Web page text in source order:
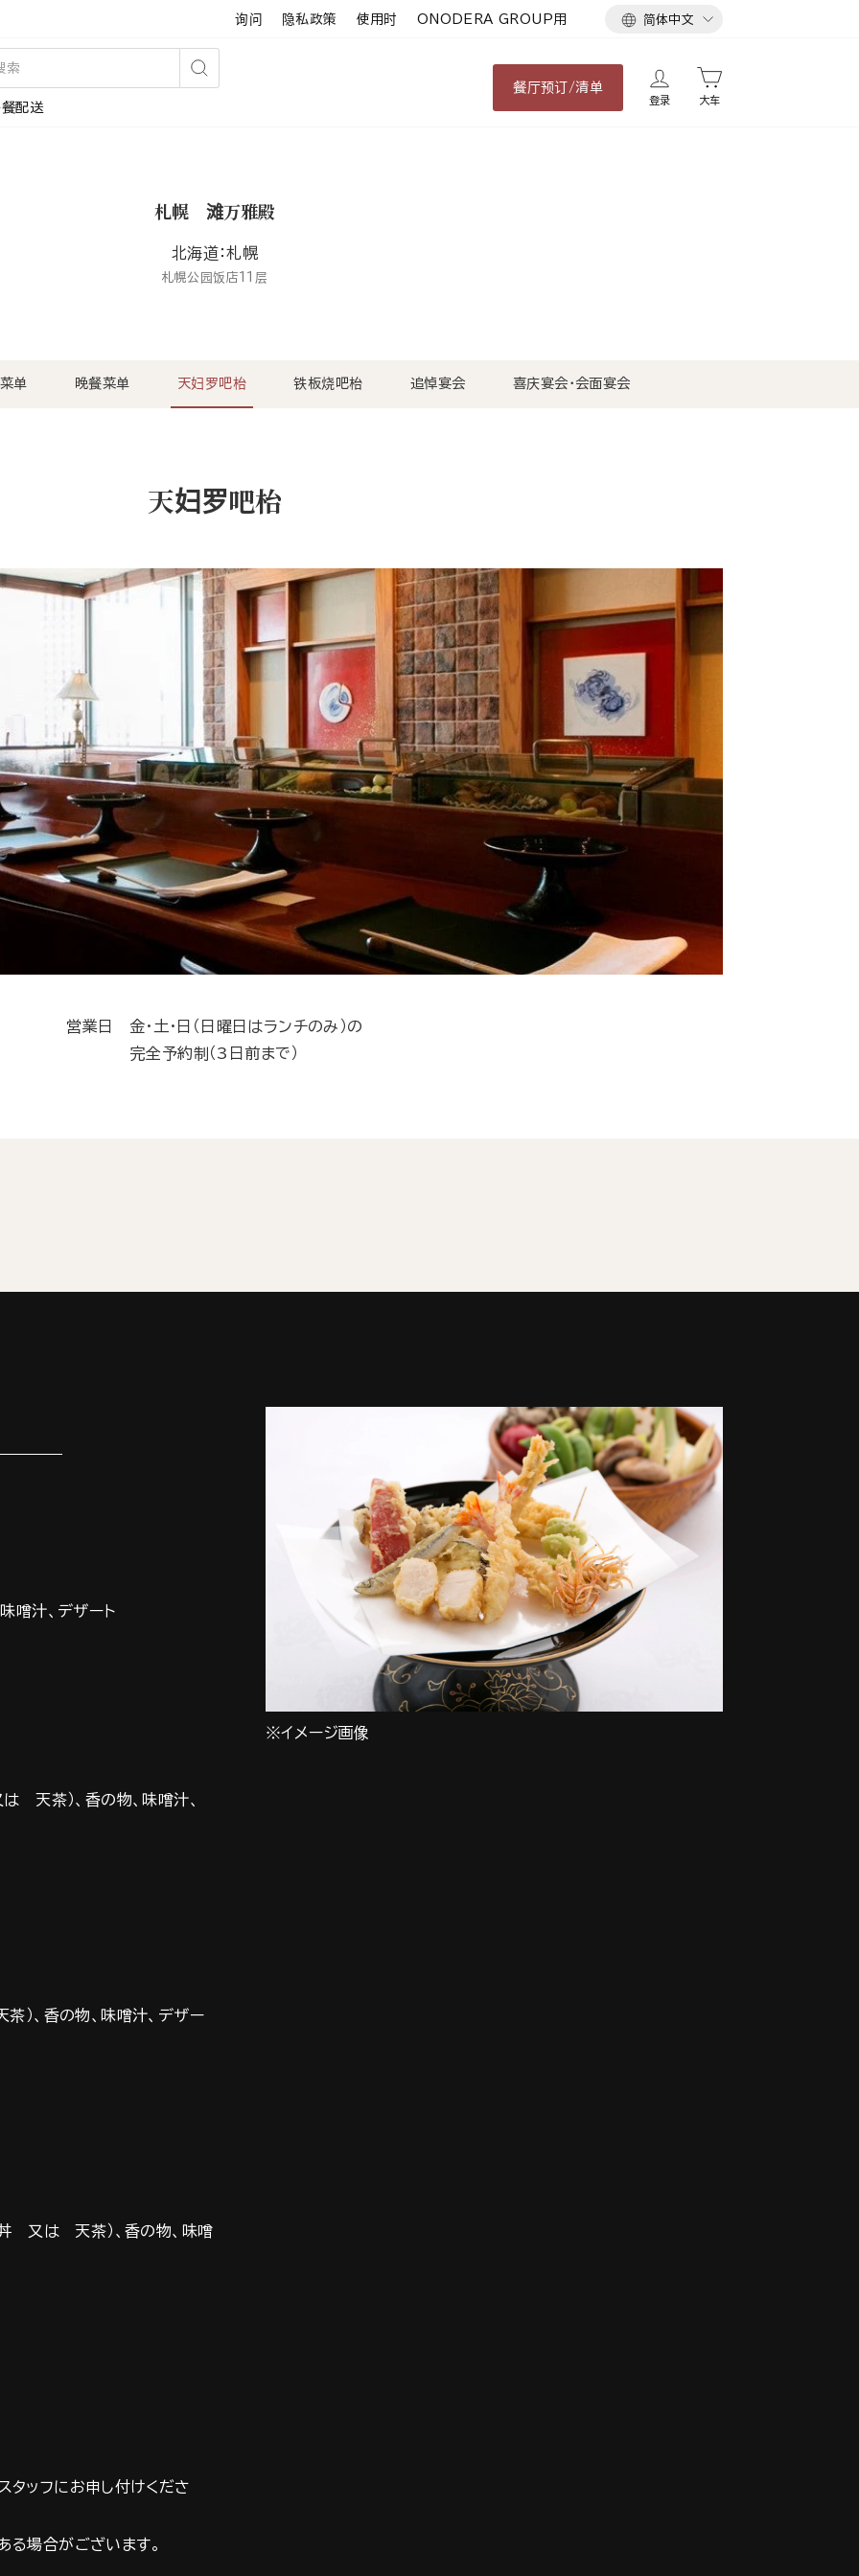
询问 隐私政策 使用时 ONODERA GROUP用
语
简体中文
搜
配送
餐厅预订/清单
登录 大车
札幌 滩万雅殿
北海道：札幌
札幌公园饭店11层
单 晚餐菜单 天妇罗吧枱 铁板烧吧枱 追悼宴会 喜庆宴会・会面宴会
天妇罗吧枱
営業日 金・土・日（日曜日はランチのみ）の
完全予約制（3日前まで）
※イメージ画像
噌汁、デザート
天茶）、香の物、味噌汁、
）、香の物、味噌汁、デザー
丼 又は 天茶）、香の物、味噌
ッフにお申し付けくださ
場合がございます。